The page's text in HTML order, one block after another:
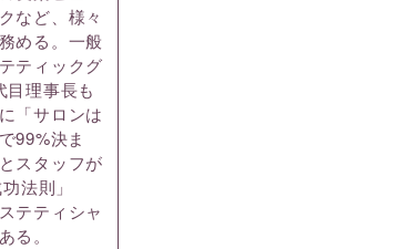
など、様々
める。一般
ティックグ
目理事長も
「サロンは
99%決ま
スタッフが
法則」
テティシャ
る。